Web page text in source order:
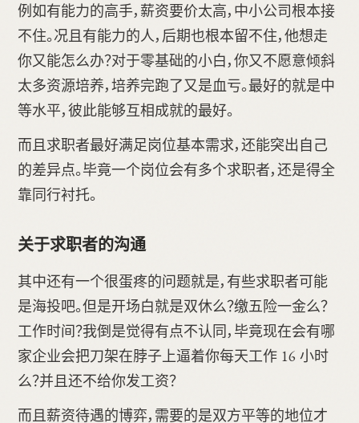
例如有能力的高手，薪资要价太高，中小公司根本接
不住。况且有能力的人，后期也根本留不住，他想走
你又能怎么办？对于零基础的小白，你又不愿意倾斜
太多资源培养，培养完跑了又是血亏。最好的就是中
等水平，彼此能够互相成就的最好。
而且求职者最好满足岗位基本需求，还能突出自己
的差异点。毕竟一个岗位会有多个求职者，还是得全
靠同行衬托。
关于求职者的沟通
其中还有一个很蛋疼的问题就是，有些求职者可能
是海投吧。但是开场白就是双休么？缴五险一金么？
工作时间？我倒是觉得有点不认同，毕竟现在会有哪
家企业会把刀架在脖子上逼着你每天工作 16 小时
么？并且还不给你发工资？
而且薪资待遇的博弈，需要的是双方平等的地位才